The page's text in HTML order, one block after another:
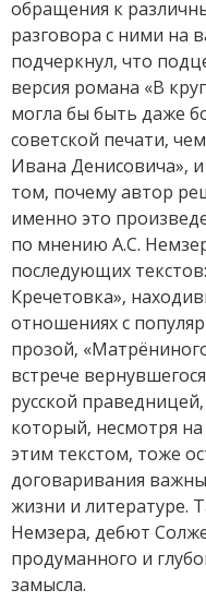
обращения к
разговора с ними на
подчеркнул, что
версия романа «В
могла бы быть даже
советской печати,
Ивана Денисовича»,
том, почему автор
именно это
по мнению А.С.
последующих
Кречетовка»,
отношениях с
прозой,
встрече
русской
который, несмотря
этим текстом, тоже
договаривания
жизни и литературе.
Немзера, дебют
продуманного и
замысла.